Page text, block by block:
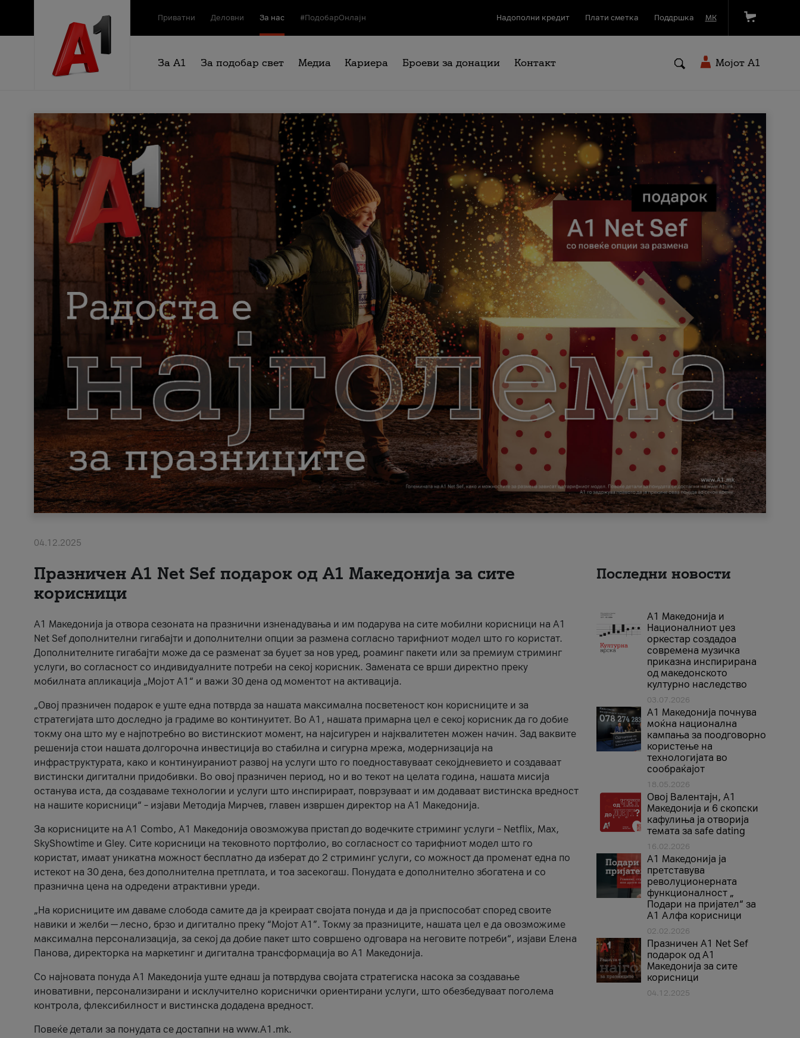
Приватни Деловни За нас #ПодобарОнлајн Надополни кредит Плати сметка Поддршка МК
За А1 За подобар свет Медиа Кариера Броеви за донации Контакт Мојот A1
04.12.2025
Празничен A1 Net Sеf подарок од А1 Македонија за сите
корисници
А1 Македонија ја отвора сезоната на празнични изненадувања и им подарува на сите мобилни корисници на A1
Net Sef дополнителни гигабајти и дополнителни опции за размена согласно тарифниот модел што го користат.
Дополнителните гигабајти може да се разменат за буџет за нов уред, роаминг пакети или за премиум стриминг
услуги, во согласност со индивидуалните потреби на секој корисник. Замената се врши директно преку
мобилната апликација „Мојот А1“ и важи 30 дена од моментот на активација.
„Овој празничен подарок е уште една потврда за нашата максимална посветеност кон корисниците и за
стратегијата што доследно ја градиме во континуитет. Во А1, нашата примарна цел е секој корисник да го добие
токму она што му е најпотребно во вистинскиот момент, на најсигурен и најквалитетен можен начин. Зад ваквите
решенија стои нашата долгорочна инвестиција во стабилна и сигурна мрежа, модернизација на
инфраструктурата, како и континуираниот развој на услуги што го поедноставуваат секојдневието и создаваат
вистински дигитални придобивки. Во овој празничен период, но и во текот на целата година, нашата мисија
останува иста, да создаваме технологии и услуги што инспирираат, поврзуваат и им додаваат вистинска вредност
на нашите корисници“ – изјави Методија Мирчев, главен извршен директор на А1 Македонија.
За корисниците на A1 Combo, А1 Македонија овозможува пристап до водечките стриминг услуги – Netflix, Max,
SkyShowtime и Gley. Сите корисници на тековното портфолио, во согласност со тарифниот модел што го
користат, имаат уникатна можност бесплатно да изберат до 2 стриминг услуги, со можност да променат една по
истекот на 30 дена, без дополнителна претплата, и тоа засекогаш. Понудата е дополнително збогатена и со
празнична цена на одредени атрактивни уреди.
„На корисниците им даваме слобода самите да ја креираат својата понуда и да ја приспособат според своите
навики и желби — лесно, брзо и дигитално преку “Мојот А1”. Токму за празниците, нашата цел е да овозможиме
максимална персонализација, за секој да добие пакет што совршено одговара на неговите потреби“, изјави Елена
Панова, директорка на маркетинг и дигитална трансформација во А1 Македонија.
Со најновата понуда А1 Македонија уште еднаш ја потврдува својата стратегиска насока за создавање
иновативни, персонализирани и исклучително кориснички ориентирани услуги, што обезбедуваат поголема
контрола, флексибилност и вистинска додадена вредност.
Повеќе детали за понудата се достапни на www.А1.mk.
Последни новости
А1 Македонија и
Националниот џез
оркестар создадоа
современа музичка
приказна инспирирана
од македонското
културно наследство
03.07.2026
A1 Македонија почнува
моќна национална
кампања за поодговорно
користење на
технологијата во
сообраќајот
18.05.2026
Овој Валентајн, A1
Македонија и 6 скопски
кафулиња ја отворија
темата за safe dating
16.02.2026
А1 Македонија ја
претставува
револуционерната
функционалност „
Подари на пријател“ за
А1 Алфа корисници
02.02.2026
Празничен A1 Net Sеf
подарок од А1
Македонија за сите
корисници
04.12.2025